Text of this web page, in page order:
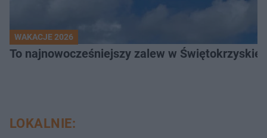
WAKACJE 2026
To najnowocześniejszy zalew w
LOKALNIE: